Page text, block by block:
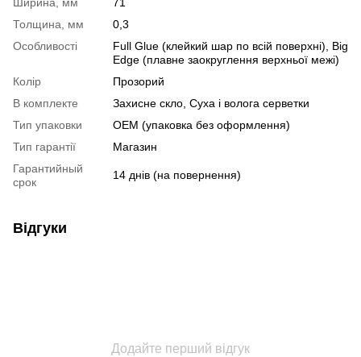
Ширина, мм
71
Толщина, мм
0,3
Особливості
Full Glue (клейкий шар по всій поверхні), Big
Edge (плавне заокруглення верхньої межі)
Колір
Прозорий
В комплекте
Захисне скло, Суха і волога серветки
Тип упаковки
OEM (упаковка без оформлення)
Тип гарантії
Магазин
Гарантийный
срок
14 днів (на повернення)
Відгуки
Додайте перший відгук